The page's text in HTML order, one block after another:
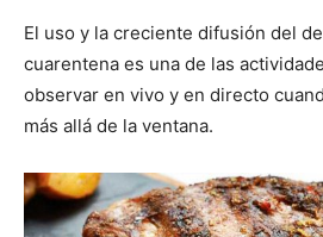
El uso y la creciente difusión del
cuarentena es una de las
observar en vivo y en directo
más allá de la ventana.